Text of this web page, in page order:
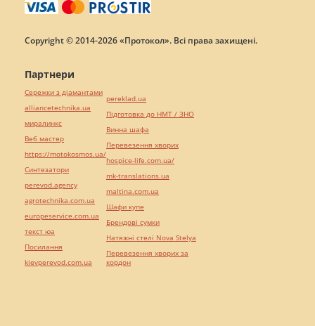
Copyright © 2014-2026 «Протокол». Всі права захищені.
Партнери
Сережки з діамантами
alliancetechnika.ua
миралинкс
Веб мастер
https://motokosmos.ua/
Синтезатори
perevod.agency
agrotechnika.com.ua
europeservice.com.ua
текст юа
Посилання
kievperevod.com.ua
pereklad.ua
Підготовка до НМТ / ЗНО
Винна шафа
Перевезення хворих
hospice-life.com.ua/
mk-translations.ua
maltina.com.ua
Шафи купе
Брендові сумки
Натяжні стелі Nova Stelya
Перевезення хворих за
кордон